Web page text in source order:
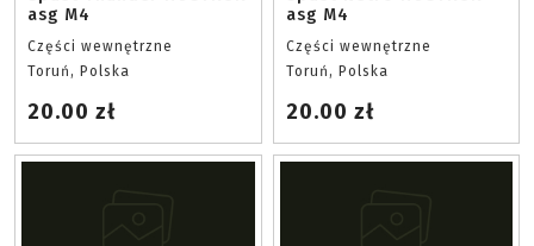
asg M4
Części wewnętrzne
Toruń, Polska
20.00 zł
asg M4
Części wewnętrzne
Toruń, Polska
20.00 zł